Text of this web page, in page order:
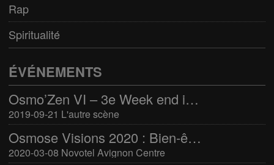
Rap
Spiritualité
ÉVÉNEMENTS
Osmo’Zen VI – 3e Week end international du bien-être
2019-09-21 L'autre scène
Osmose Visions 2020 : Bien-être et arts divinatoires
2020-03-08 Novotel Avignon Centre